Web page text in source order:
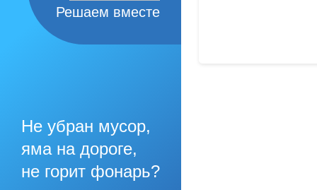
Решаем вместе
Не убран мусор,
яма на дороге,
не горит фонарь?